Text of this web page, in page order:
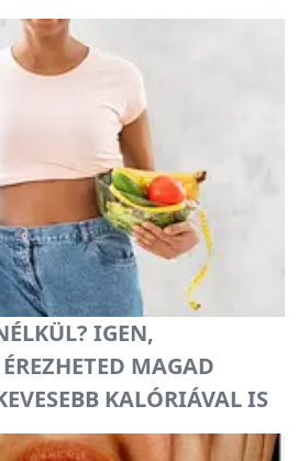
IGEN,
MAGAD
KALÓRIÁVAL IS